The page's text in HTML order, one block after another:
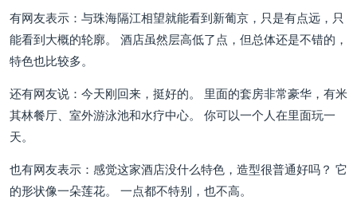
有网友表示：与珠海隔江相望就能看到新葡京，只是有点远，只
能看到大概的轮廓。 酒店虽然层高低了点，但总体还是不错的，
特色也比较多。
还有网友说：今天刚回来，挺好的。 里面的套房非常豪华，有米
其林餐厅、室外游泳池和水疗中心。 你可以一个人在里面玩一
天。
也有网友表示：感觉这家酒店没什么特色，造型很普通好吗？ 它
的形状像一朵莲花。 一点都不特别，也不高。